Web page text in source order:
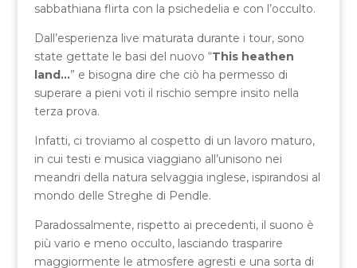
sabbathiana flirta con la psichedelia e con l’occulto.
Dall’esperienza live maturata durante i tour, sono
state gettate le basi del nuovo “This heathen
land…” e bisogna dire che ciò ha permesso di
superare a pieni voti il rischio sempre insito nella
terza prova.
Infatti, ci troviamo al cospetto di un lavoro maturo,
in cui testi e musica viaggiano all’unisono nei
meandri della natura selvaggia inglese, ispirandosi al
mondo delle Streghe di Pendle.
Paradossalmente, rispetto ai precedenti, il suono è
più vario e meno occulto, lasciando trasparire
maggiormente le atmosfere agresti e una sorta di